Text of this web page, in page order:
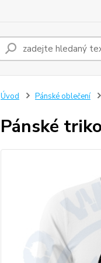
Úvod Pánské oblečení
Pánské